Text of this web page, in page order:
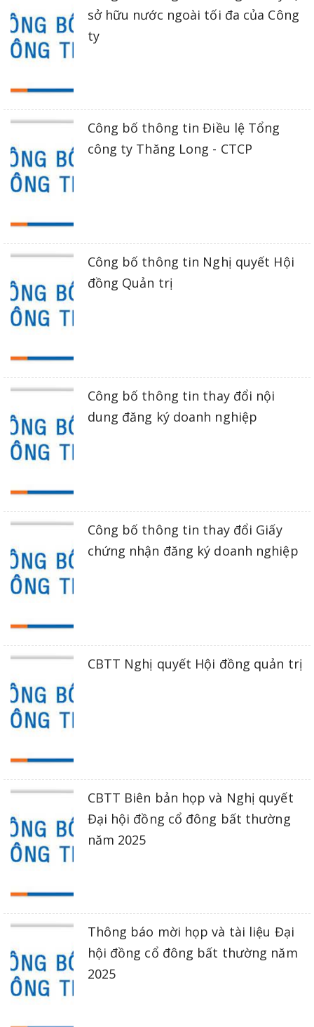
sở hữu nước ngoài tối đa của Công
ty
Công bố thông tin Điều lệ Tổng
công ty Thăng Long - CTCP
Công bố thông tin Nghị quyết Hội
đồng Quản trị
Công bố thông tin thay đổi nội
dung đăng ký doanh nghiệp
Công bố thông tin thay đổi Giấy
chứng nhận đăng ký doanh nghiệp
CBTT Nghị quyết Hội đồng quản trị
CBTT Biên bản họp và Nghị quyết
Đại hội đồng cổ đông bất thường
năm 2025
Thông báo mời họp và tài liệu Đại
hội đồng cổ đông bất thường năm
2025